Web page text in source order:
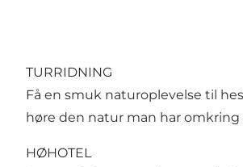
TURRIDNING
Få en smuk naturoplevelse til
høre den natur man har
HØHOTEL